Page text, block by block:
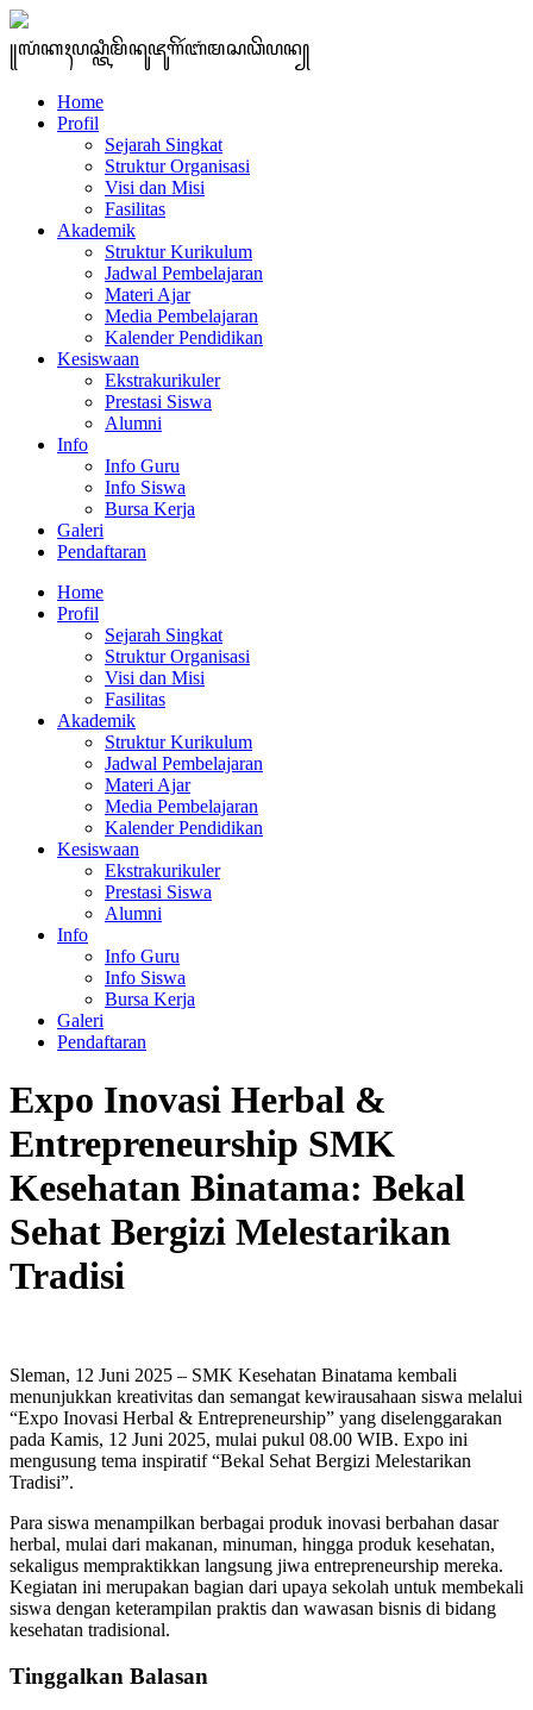
꧋ꦭꦁꦏꦃꦥꦱ꧀ꦠꦶꦩꦼꦤꦸꦗꦸꦒꦼꦂꦧꦁꦩꦱꦣꦼꦥꦤ꧀
Home
Profil
Sejarah Singkat
Struktur Organisasi
Visi dan Misi
Fasilitas
Akademik
Struktur Kurikulum
Jadwal Pembelajaran
Materi Ajar
Media Pembelajaran
Kalender Pendidikan
Kesiswaan
Ekstrakurikuler
Prestasi Siswa
Alumni
Info
Info Guru
Info Siswa
Bursa Kerja
Galeri
Pendaftaran
Home
Profil
Sejarah Singkat
Struktur Organisasi
Visi dan Misi
Fasilitas
Akademik
Struktur Kurikulum
Jadwal Pembelajaran
Materi Ajar
Media Pembelajaran
Kalender Pendidikan
Kesiswaan
Ekstrakurikuler
Prestasi Siswa
Alumni
Info
Info Guru
Info Siswa
Bursa Kerja
Galeri
Pendaftaran
Expo Inovasi Herbal &
Entrepreneurship SMK
Kesehatan Binatama: Bekal
Sehat Bergizi Melestarikan
Tradisi
Sleman, 12 Juni 2025 – SMK Kesehatan Binatama kembali
menunjukkan kreativitas dan semangat kewirausahaan siswa melalui
“Expo Inovasi Herbal & Entrepreneurship” yang diselenggarakan
pada Kamis, 12 Juni 2025, mulai pukul 08.00 WIB. Expo ini
mengusung tema inspiratif “Bekal Sehat Bergizi Melestarikan
Tradisi”.
Para siswa menampilkan berbagai produk inovasi berbahan dasar
herbal, mulai dari makanan, minuman, hingga produk kesehatan,
sekaligus mempraktikkan langsung jiwa entrepreneurship mereka.
Kegiatan ini merupakan bagian dari upaya sekolah untuk membekali
siswa dengan keterampilan praktis dan wawasan bisnis di bidang
kesehatan tradisional.
Tinggalkan Balasan